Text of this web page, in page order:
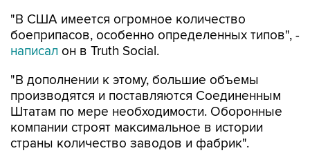
"В США имеется огромное количество
боеприпасов, особенно определенных типов", -
написал он в Truth Social.
"В дополнении к этому, большие объемы
производятся и поставляются Соединенным
Штатам по мере необходимости. Оборонные
компании строят максимальное в истории
страны количество заводов и фабрик".